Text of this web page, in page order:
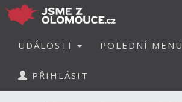
UDÁLOSTI POLEDNÍ MENU
PŘIHLÁSIT